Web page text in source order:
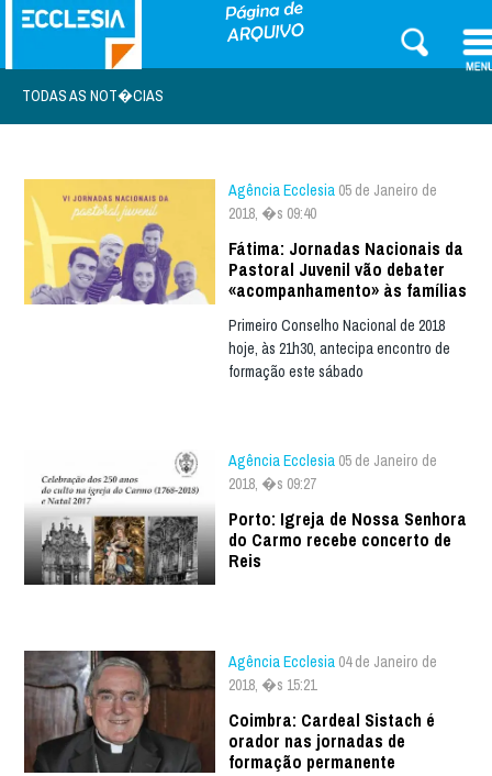
TODAS AS NOT�CIAS
Agência Ecclesia 05 de Janeiro de
2018, �s 09:40
Fátima: Jornadas Nacionais da
Pastoral Juvenil vão debater
«acompanhamento» às famílias
Primeiro Conselho Nacional de 2018
hoje, às 21h30, antecipa encontro de
formação este sábado
Agência Ecclesia 05 de Janeiro de
2018, �s 09:27
Porto: Igreja de Nossa Senhora
do Carmo recebe concerto de
Reis
Agência Ecclesia 04 de Janeiro de
2018, �s 15:21
Coimbra: Cardeal Sistach é
orador nas jornadas de
formação permanente